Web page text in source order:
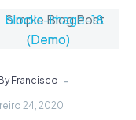
By Francisco -
24, 2020